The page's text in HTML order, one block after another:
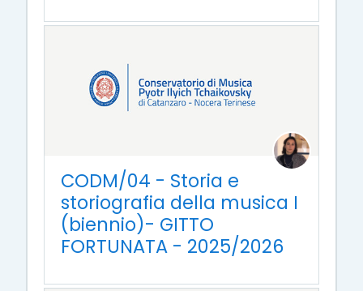
CODM/04 - Storia e
storiografia della musica I
(biennio)- GITTO
FORTUNATA - 2025/2026